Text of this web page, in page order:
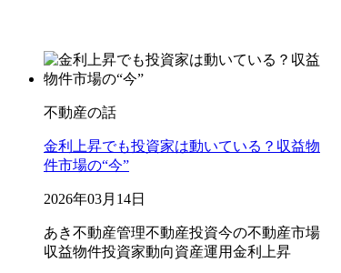
不動産の話
金利上昇でも投資家は動いている？収益物
件市場の“今”
2026年03月14日
あき不動産管理不動産投資今の不動産市場
収益物件投資家動向資産運用金利上昇